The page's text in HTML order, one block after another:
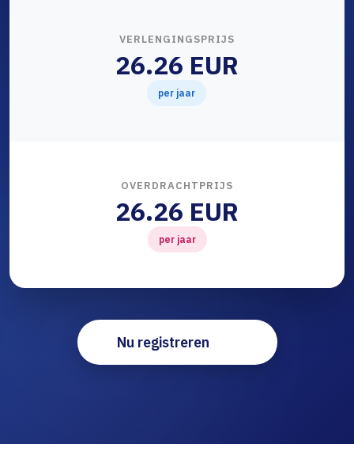
VERLENGINGSPRIJS
26.26 EUR
per jaar
OVERDRACHTPRIJS
26.26 EUR
per jaar
Nu registreren